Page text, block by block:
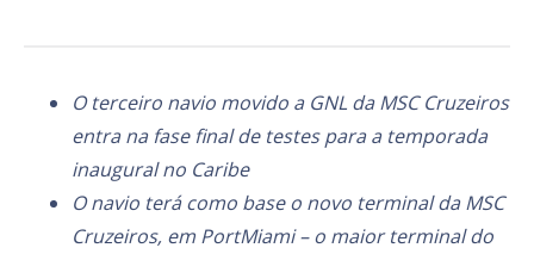
O terceiro navio movido a GNL da MSC Cruzeiros
entra na fase final de testes para a temporada
inaugural no Caribe
O navio terá como base o novo terminal da MSC
Cruzeiros, em PortMiami – o maior terminal do